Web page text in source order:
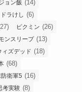
ョン飯 (14)
ドラけし (6)
ピクミン (26)
ンスリープ(13)
ィズデッド (18)
(68)
衛軍5 (16)
考実験 (8)